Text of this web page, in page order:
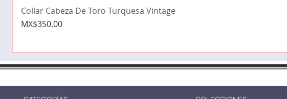
Collar Cabeza De Toro Turquesa Vintage
Price
MX$350.00